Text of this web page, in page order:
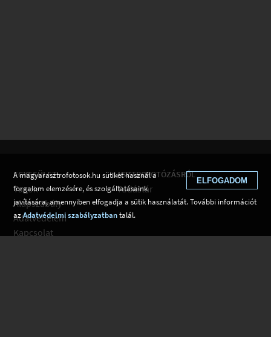
EGYESÜLET
Tagok
Alapszabály
Adatvédelem
Kapcsolat
ASZTROFOTÓZÁSRÓL
Tudástár
ELFOGADOM
A magyarasztrofotosok.hu sütiket használ a
forgalom elemzésére, és szolgáltatásaink
javítására, amennyiben elfogadja a sütik használatát. További információt
azAdatvédelmi szabályzatbantalál.